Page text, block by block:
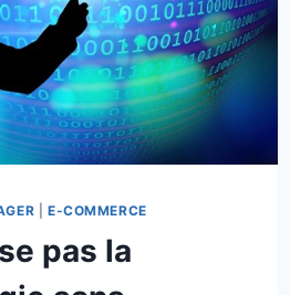
E-COMMERCE
pas la